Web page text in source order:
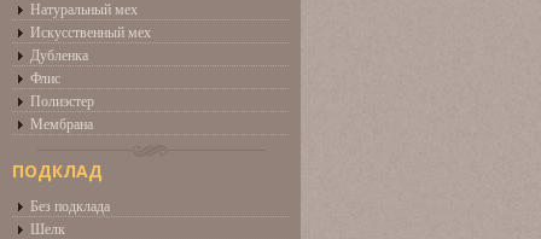
Натуральный мех
Искусственный мех
Дубленка
Флис
Полиэстер
Мембрана
ПОДКЛАД
Без подклада
Шелк